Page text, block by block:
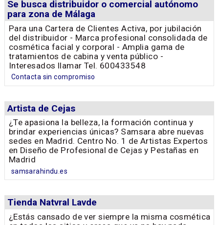
Se busca distribuidor o comercial autónomo
para zona de Málaga
Para una Cartera de Clientes Activa, por jubilación
del distribuidor - Marca profesional consolidada de
cosmética facial y corporal - Amplia gama de
tratamientos de cabina y venta público -
Interesados llamar Tel. 600433548
Contacta sin compromiso
Artista de Cejas
¿Te apasiona la belleza, la formación continua y
brindar experiencias únicas? Samsara abre nuevas
sedes en Madrid. Centro No. 1 de Artistas Expertos
en Diseño de Profesional de Cejas y Pestañas en
Madrid
samsarahindu.es
Tienda Natvral Lavde
¿Estás cansado de ver siempre la misma cosmética